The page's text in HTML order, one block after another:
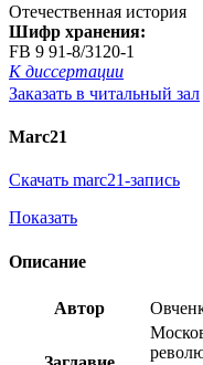
Отечественная история
Шифр хранения:
FB 9 91-8/3120-1
К диссертации
Заказать в читальный зал
Marc21
Скачать marc21-запись
Показать
Описание
Автор